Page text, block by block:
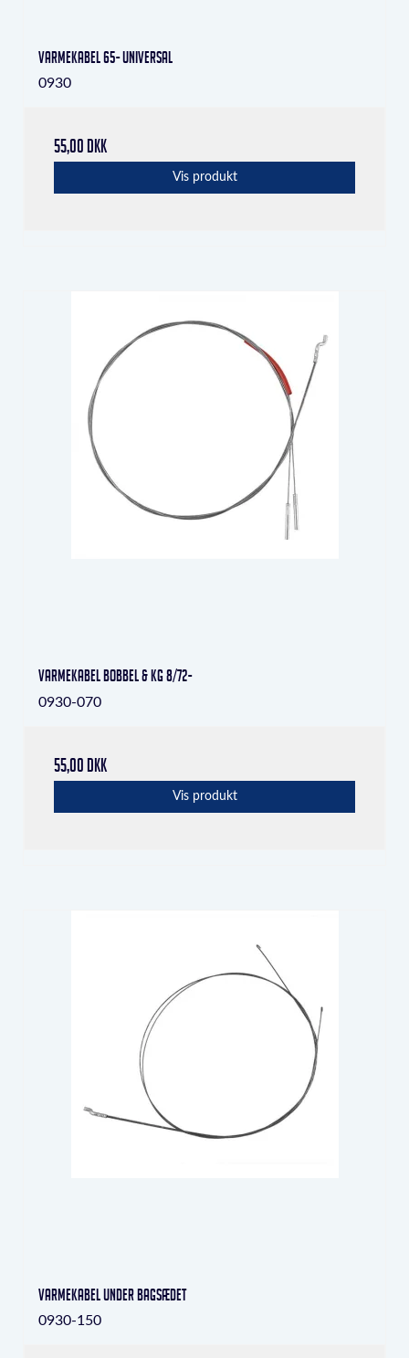
Varmekabel 65- universal
0930
55,00 DKK
Vis produkt
Varmekabel Bobbel & KG 8/72-
0930-070
55,00 DKK
Vis produkt
Varmekabel under bagsædet
0930-150